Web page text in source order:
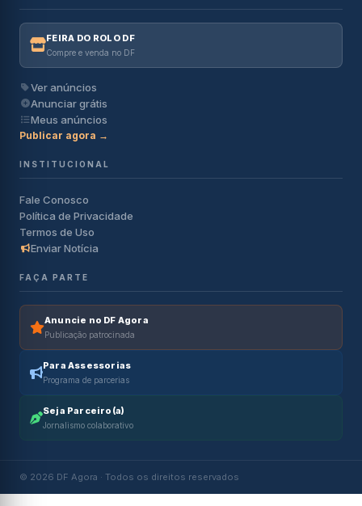
FEIRA DO ROLO DF
Compre e venda no DF
Ver anúncios
Anunciar grátis
Meus anúncios
Publicar agora →
INSTITUCIONAL
Fale Conosco
Política de Privacidade
Termos de Uso
Enviar Notícia
FAÇA PARTE
Anuncie no DF Agora
Publicação patrocinada
Para Assessorias
Programa de parcerias
Seja Parceiro(a)
Jornalismo colaborativo
© 2026 DF Agora · Todos os direitos reservados